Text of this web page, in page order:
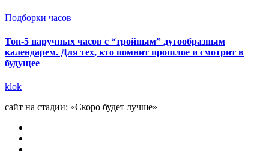
Подборки часов
Топ-5 наручных часов с “тройным” дугообразным
календарем. Для тех, кто помнит прошлое и смотрит в
будущее
klok
сайт на стадии: «Скоро будет лучше»